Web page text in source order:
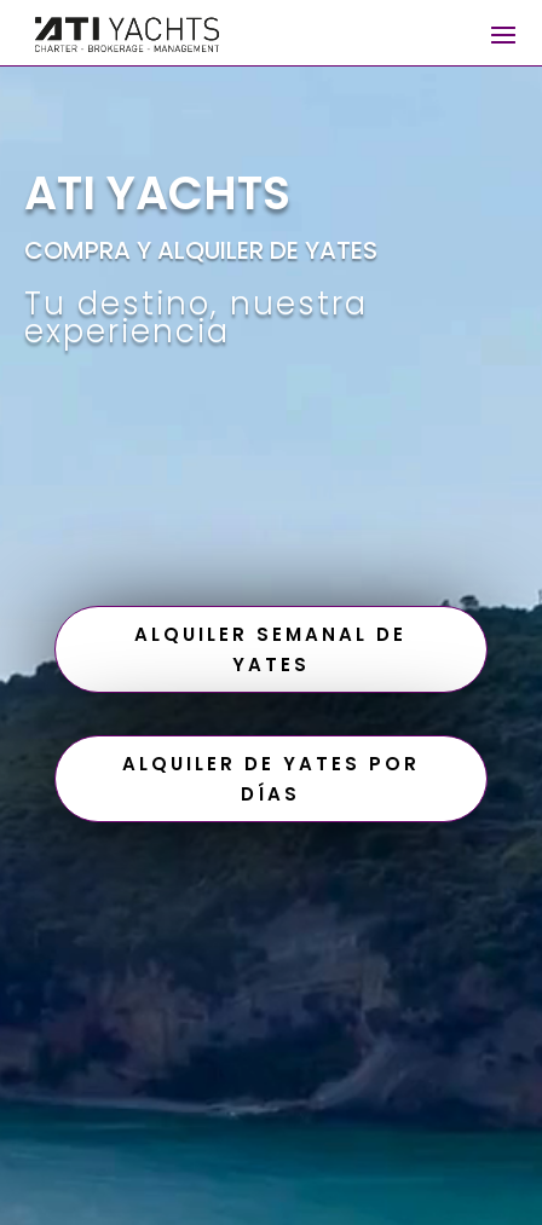
ATI YACHTS
COMPRA Y ALQUILER DE YATES
Tu destino, nuestra
experiencia
ALQUILER SEMANAL DE
YATES
ALQUILER DE YATES POR
DÍAS